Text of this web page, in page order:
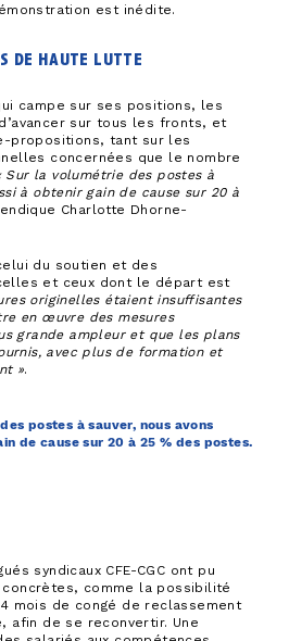
est inédite.
de haute lutte
campe sur ses positions, les
sur tous les fronts, et
propositions, tant sur les
concernées que le nombre
Sur la volumétrie des postes à
à obtenir gain de cause sur 20 à
Charlotte Dhorne-
du soutien et des
et ceux dont le départ est
originelles étaient insuffisantes
en œuvre des mesures
grande ampleur et que les plans
avec plus de formation et
».
postes à sauver, nous avons
de cause sur 20 à 25 % des postes.
syndicaux CFE-CGC ont pu
comme la possibilité
mois de congé de reclassement
afin de se reconvertir. Une